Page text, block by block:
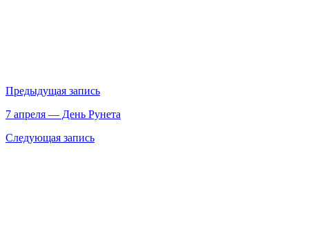
Предыдущая запись
7 апреля — День Рунета
Следующая запись